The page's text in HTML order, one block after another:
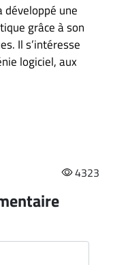
une
grâce à son
Il s’intéresse
logiciel, aux
4323